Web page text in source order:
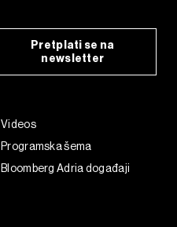
Pretplati se na
newsletter
Videos
Programska šema
Bloomberg Adria događaji